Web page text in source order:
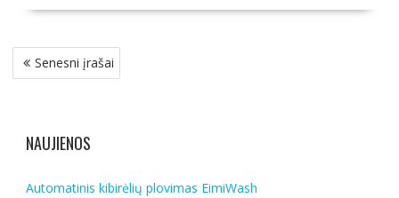
Navigacija
tarp
Senesni įrašai
NAUJIENOS
Automatinis kibirėlių plovimas EimiWash